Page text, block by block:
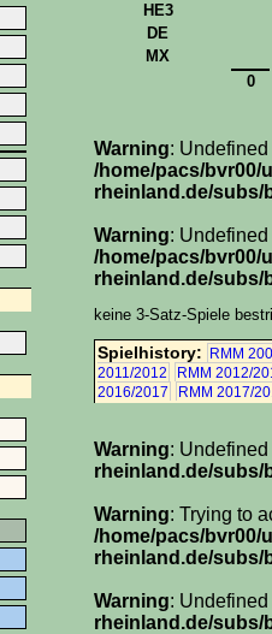
HE3
DE
MX
0
Warning:
/home/pacs/bvr00/
rheinland.de/
Warning:
/home/pacs/bvr00/
rheinland.de/
keine 3-Satz-Spiele
Spielhistory:
RMM
2011/2012
RMM 2012/
2016/2017
RMM 2017/
Warning:
rheinland.de/subs/
Warning: Trying to
/home/pacs/bvr00/
rheinland.de/subs/
Warning:
rheinland.de/subs/